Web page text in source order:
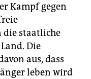
Kampf gegen
die staatliche
Die
aus, dass
leben wird